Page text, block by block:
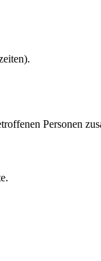
Personen